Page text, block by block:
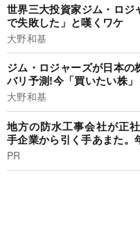
世界三大投資家ジム・ロジ
で失敗した」と嘆くワケ
大野和基
ジム・ロジャーズが日本
バリ予測!今「買いたい株」
大野和基
地方の防水工事会社が正
手企業から引く手あまた。
PR